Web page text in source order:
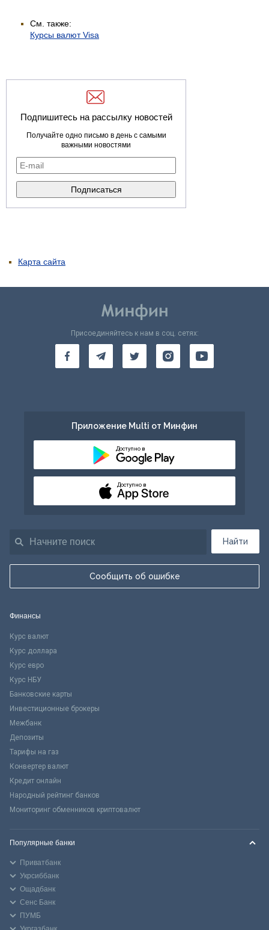
См. также:
Курсы валют Visa
Подпишитесь на рассылку новостей
Получайте одно письмо в день с самыми
важными новостями
Карта сайта
Найти
Сообщить об ошибке
Присоединяйтесь к нам в соц. сетях:
Приложение Multi от Минфин
Доступно в
Доступно в
Финансы
Курс валют
Курс доллара
Курс евро
Курс НБУ
Банковские карты
Инвестиционные брокеры
Межбанк
Депозиты
Тарифы на газ
Конвертер валют
Кредит онлайн
Народный рейтинг банков
Мониторинг обменников криптовалют
Популярные банки
Приватбанк
Укрсиббанк
Ощадбанк
Сенс Банк
ПУМБ